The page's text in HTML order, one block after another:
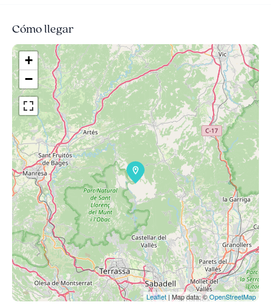
Cómo llegar
+
−
Leaflet | Map data: ©OpenStreetMap